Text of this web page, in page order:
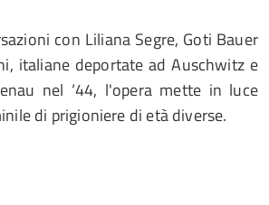
con Liliana Segre, Goti Bauer
italiane deportate ad Auschwitz e
nel ‘44, l'opera mette in luce
di prigioniere di età diverse.